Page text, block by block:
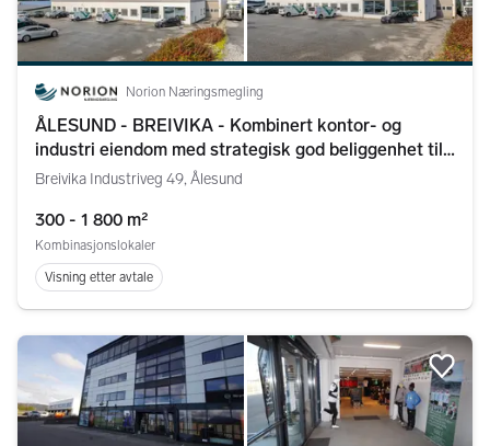
Norion Næringsmegling
ÅLESUND - BREIVIKA - Kombinert kontor- og
industri eiendom med strategisk god beliggenhet til
leie
Breivika Industriveg 49, Ålesund
300 - 1 800 m²
Kombinasjonslokaler
Visning etter avtale